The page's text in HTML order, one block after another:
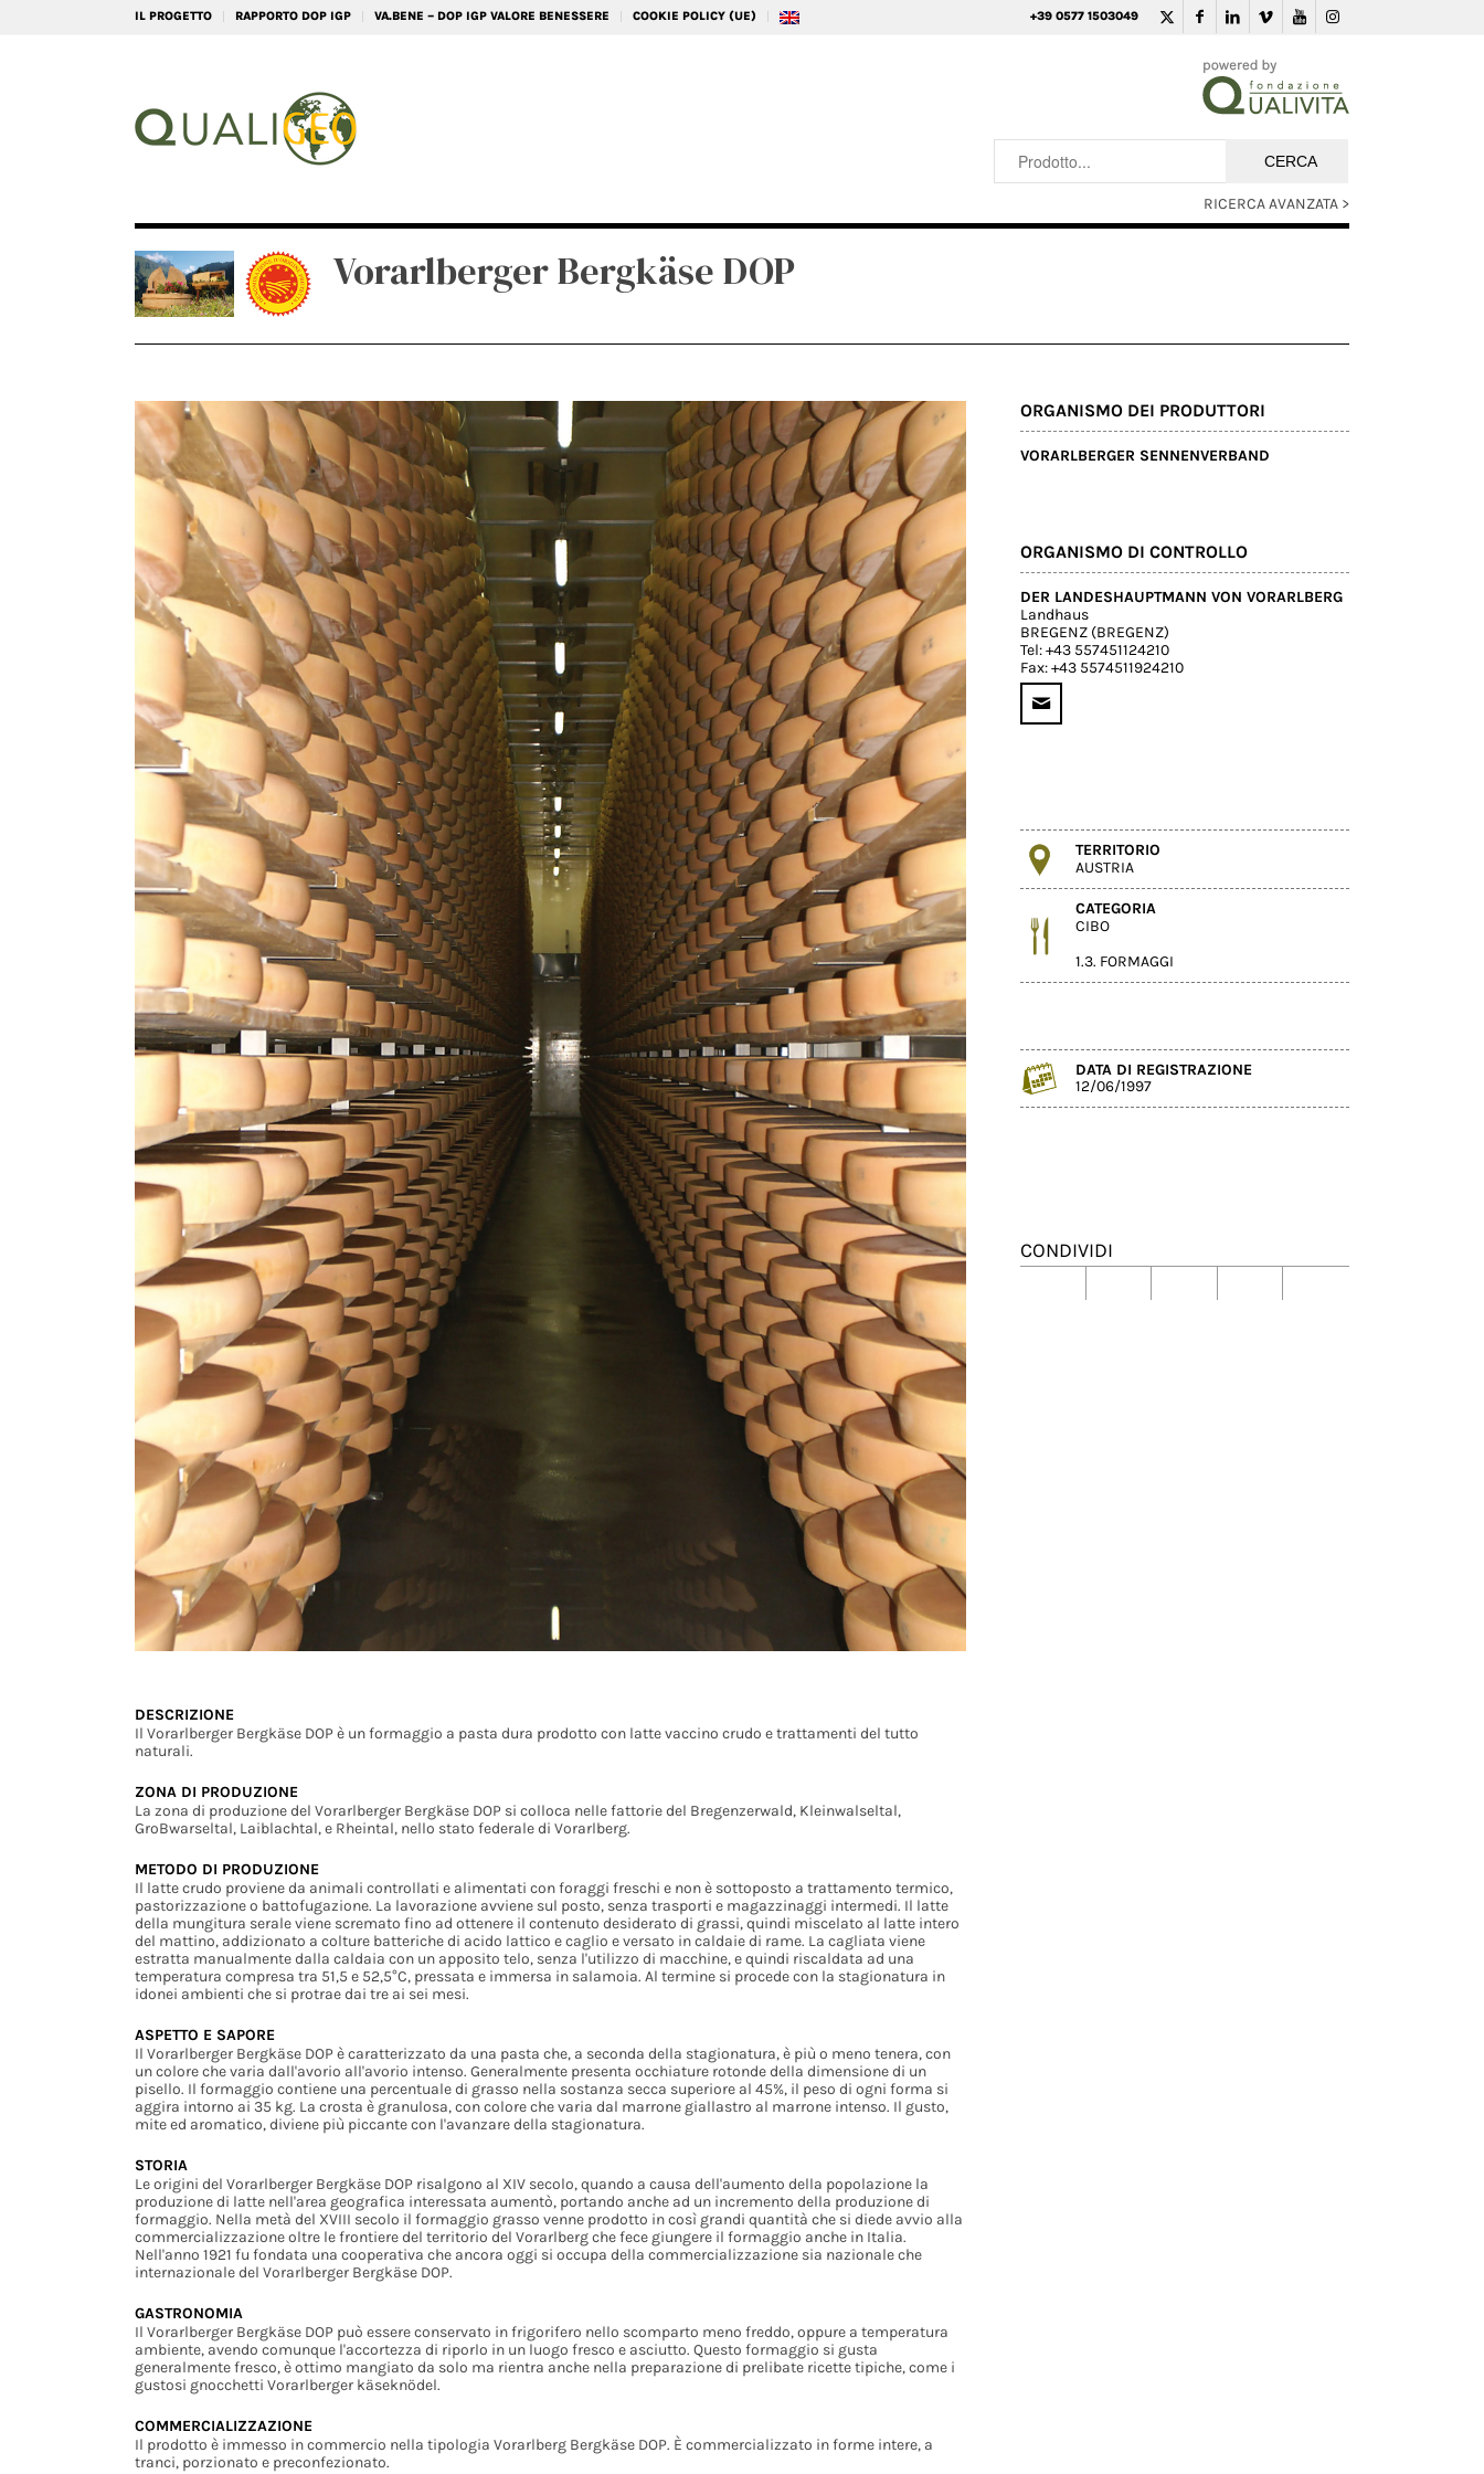
IL PROGETTO RAPPORTO DOP IGP VA.BENE – DOP IGP VALORE BENESSERE COOKIE POLICY (UE) +39 0577 1503049
RICERCA AVANZATA >
Vorarlberger Bergkäse DOP
DESCRIZIONE
Il Vorarlberger Bergkäse DOP è un formaggio a pasta dura prodotto con latte vaccino crudo e trattamenti del tutto
naturali.
ZONA DI PRODUZIONE
La zona di produzione del Vorarlberger Bergkäse DOP si colloca nelle fattorie del Bregenzerwald, Kleinwalseltal,
GroBwarseltal, Laiblachtal, e Rheintal, nello stato federale di Vorarlberg.
METODO DI PRODUZIONE
Il latte crudo proviene da animali controllati e alimentati con foraggi freschi e non è sottoposto a trattamento termico,
pastorizzazione o battofugazione. La lavorazione avviene sul posto, senza trasporti e magazzinaggi intermedi. Il latte
della mungitura serale viene scremato fino ad ottenere il contenuto desiderato di grassi, quindi miscelato al latte intero
del mattino, addizionato a colture batteriche di acido lattico e caglio e versato in caldaie di rame. La cagliata viene
estratta manualmente dalla caldaia con un apposito telo, senza l'utilizzo di macchine, e quindi riscaldata ad una
temperatura compresa tra 51,5 e 52,5°C, pressata e immersa in salamoia. Al termine si procede con la stagionatura in
idonei ambienti che si protrae dai tre ai sei mesi.
ASPETTO E SAPORE
Il Vorarlberger Bergkäse DOP è caratterizzato da una pasta che, a seconda della stagionatura, è più o meno tenera, con
un colore che varia dall'avorio all'avorio intenso. Generalmente presenta occhiature rotonde della dimensione di un
pisello. Il formaggio contiene una percentuale di grasso nella sostanza secca superiore al 45%, il peso di ogni forma si
aggira intorno ai 35 kg. La crosta è granulosa, con colore che varia dal marrone giallastro al marrone intenso. Il gusto,
mite ed aromatico, diviene più piccante con l'avanzare della stagionatura.
STORIA
Le origini del Vorarlberger Bergkäse DOP risalgono al XIV secolo, quando a causa dell'aumento della popolazione la
produzione di latte nell'area geografica interessata aumentò, portando anche ad un incremento della produzione di
formaggio. Nella metà del XVIII secolo il formaggio grasso venne prodotto in così grandi quantità che si diede avvio alla
commercializzazione oltre le frontiere del territorio del Vorarlberg che fece giungere il formaggio anche in Italia.
Nell'anno 1921 fu fondata una cooperativa che ancora oggi si occupa della commercializzazione sia nazionale che
internazionale del Vorarlberger Bergkäse DOP.
GASTRONOMIA
Il Vorarlberger Bergkäse DOP può essere conservato in frigorifero nello scomparto meno freddo, oppure a temperatura
ambiente, avendo comunque l'accortezza di riporlo in un luogo fresco e asciutto. Questo formaggio si gusta
generalmente fresco, è ottimo mangiato da solo ma rientra anche nella preparazione di prelibate ricette tipiche, come i
gustosi gnocchetti Vorarlberger käseknödel.
COMMERCIALIZZAZIONE
Il prodotto è immesso in commercio nella tipologia Vorarlberg Bergkäse DOP. È commercializzato in forme intere, a
tranci, porzionato e preconfezionato.
ORGANISMO DEI PRODUTTORI
VORARLBERGER SENNENVERBAND
ORGANISMO DI CONTROLLO
DER LANDESHAUPTMANN VON VORARLBERG
Landhaus
BREGENZ (BREGENZ)
Tel: +43 557451124210
Fax: +43 5574511924210
TERRITORIO
AUSTRIA
CATEGORIA
CIBO
1.3. FORMAGGI
DATA DI REGISTRAZIONE
12/06/1997
CONDIVIDI